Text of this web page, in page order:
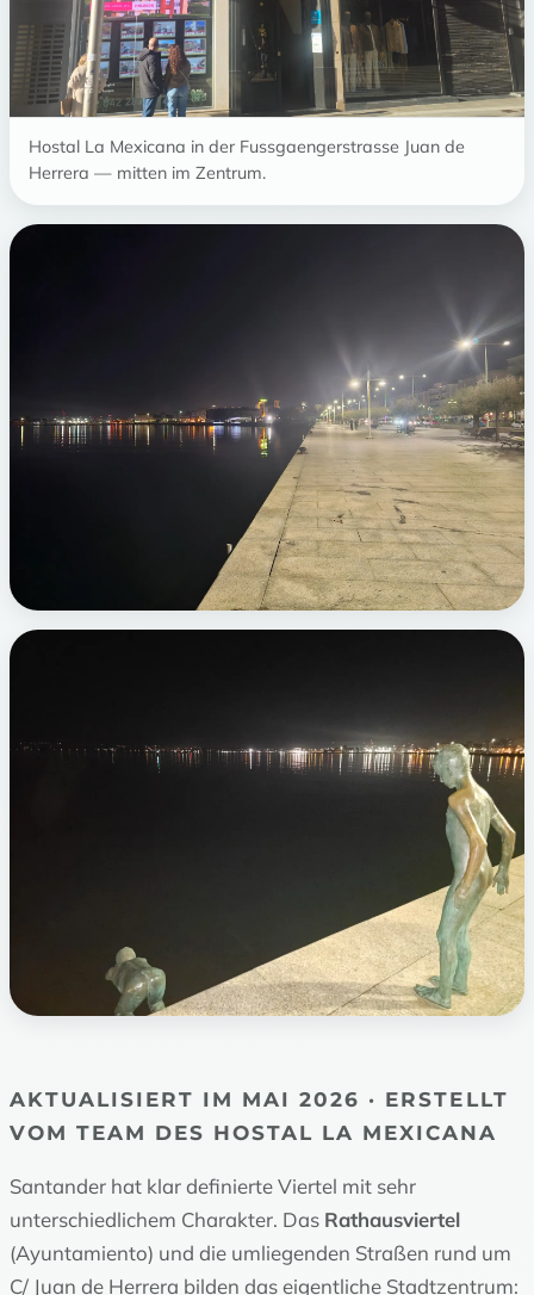
Hostal La Mexicana in der Fussgaengerstrasse Juan de
Herrera — mitten im Zentrum.
AKTUALISIERT IM MAI 2026 · ERSTELLT
VOM TEAM DES HOSTAL LA MEXICANA
Santander hat klar definierte Viertel mit sehr
unterschiedlichem Charakter. Das Rathausviertel
(Ayuntamiento) und die umliegenden Straßen rund um
C/ Juan de Herrera bilden das eigentliche Stadtzentrum: